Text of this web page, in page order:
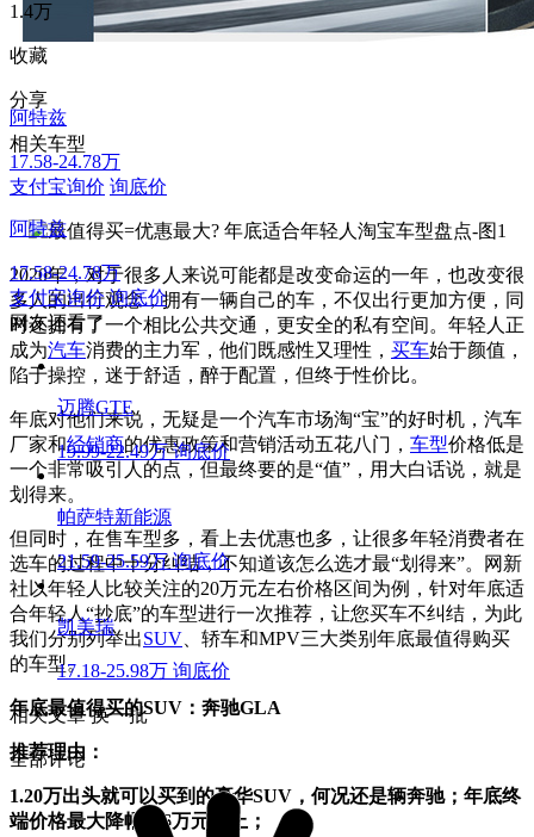
阿特兹
17.58-24.78万
支付宝询价 询底价
2020年，对于很多人来说可能都是改变命运的一年，也改变很
多人的出行观念，拥有一辆自己的车，不仅出行更加方便，同
时还拥有了一个相比公共交通，更安全的私有空间。年轻人正
成为汽车消费的主力军，他们既感性又理性， 买车始于颜值，
陷于操控，迷于舒适，醉于配置，但终于性价比。
年底对他们来说，无疑是一个汽车市场淘“宝”的好时机，汽车
厂家和经销商的优惠政策和营销活动五花八门， 车型价格低是
一个非常吸引人的点，但最终要的是“值”，用大白话说，就是
划得来。
但同时，在售车型多，看上去优惠也多，让很多年轻消费者在
选车的过程中十分纠结，不知道该怎么选才最“划得来”。网新
社以年轻人比较关注的20万元左右价格区间为例，针对年底适
合年轻人“抄底”的车型进行一次推荐，让您买车不纠结，为此
我们分别列举出SUV、轿车和MPV三大类别年底最值得购买
的车型。
年底最值得买的SUV：奔驰GLA
推荐理由：
1.20万出头就可以买到的豪华SUV，何况还是辆奔驰；年底终
端价格最大降幅达6万元以上；
1.4万
收藏
分享
相关车型
阿特兹
17.58-24.78万
支付宝询价 询底价
网友还看了
迈腾GTE
19.99-22.49万 询底价
帕萨特新能源
21.59-25.59万 询底价
凯美瑞
17.18-25.98万 询底价
相关文章换一批
全部评论